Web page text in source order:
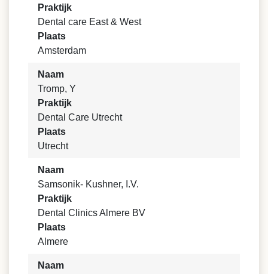
Praktijk
Dental care East & West
Plaats
Amsterdam
Naam
Tromp, Y
Praktijk
Dental Care Utrecht
Plaats
Utrecht
Naam
Samsonik- Kushner, I.V.
Praktijk
Dental Clinics Almere BV
Plaats
Almere
Naam